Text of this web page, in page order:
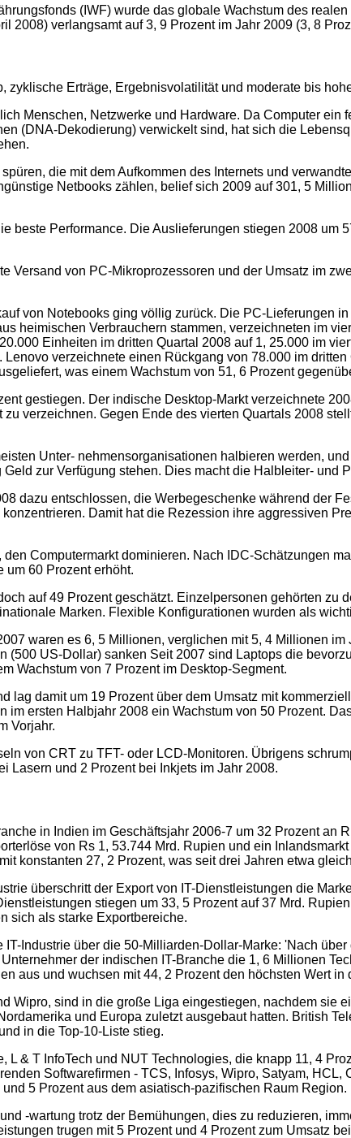
(IWF) wurde das globale Wachstum des
2008) verlangsamt auf 3, 9 Prozent im Jahr 2009 (3, 8
Erträge, Ergebnisvolatilität und moderate bis
Menschen, Netzwerke und Hardware. Da Computer
(DNA-Dekodierung) verwickelt sind, hat sich die
die mit dem Aufkommen des Internets und
Netbooks zählen, belief sich 2009 auf 301, 5
beste Performance. Die Auslieferungen stiegen 2008 um
Versand von PC-Mikroprozessoren und der Umsatz im
von Notebooks ging völlig zurück. Die PC-Lieferungen
heimischen Verbrauchern stammen, verzeichneten im
Einheiten im dritten Quartal 2008 auf 1, 25.000 im
verzeichnete einen Rückgang von 78.000 im
was einem Wachstum von 51, 6 Prozent
gestiegen. Der indische Desktop-Markt verzeichnete
verzeichnen. Gegen Ende des vierten Quartals 2008
Unter- nehmensorganisationen halbieren werden,
zur Verfügung stehen. Dies macht die Halbleiter- und
dazu entschlossen, die Werbegeschenke während der
Damit hat die Rezession ihre aggressiven
Computermarkt dominieren. Nach IDC-Schätzungen
um 60 Prozent erhöht.
auf 49 Prozent geschätzt. Einzelpersonen gehörten zu
Marken. Flexible Konfigurationen wurden als
waren es 6, 5 Millionen, verglichen mit 5, 4 Millionen
US-Dollar) sanken Seit 2007 sind Laptops die
Wachstum von 7 Prozent im Desktop-Segment.
lag damit um 19 Prozent über dem Umsatz mit
ersten Halbjahr 2008 ein Wachstum von 50 Prozent.
Vorjahr.
von CRT zu TFT- oder LCD-Monitoren. Übrigens
Lasern und 2 Prozent bei Inkjets im Jahr 2008.
in Indien im Geschäftsjahr 2006-7 um 32 Prozent an
von Rs 1, 53.744 Mrd. Rupien und ein
konstanten 27, 2 Prozent, was seit drei Jahren etwa
überschritt der Export von IT-Dienstleistungen die
stiegen um 33, 5 Prozent auf 37 Mrd.
sich als starke Exportbereiche.
Industrie über die 50-Milliarden-Dollar-Marke: 'Nach
der indischen IT-Branche die 1, 6 Millionen
aus und wuchsen mit 44, 2 Prozent den höchsten Wert
Wipro, sind in die große Liga eingestiegen, nachdem sie
und Europa zuletzt ausgebaut hatten. British
in die Top-10-Liste stieg.
& T InfoTech und NUT Technologies, die knapp 11, 4
Softwarefirmen - TCS, Infosys, Wipro, Satyam,
5 Prozent aus dem asiatisch-pazifischen Raum Region.
-wartung trotz der Bemühungen, dies zu reduzieren,
trugen mit 5 Prozent und 4 Prozent zum Umsatz